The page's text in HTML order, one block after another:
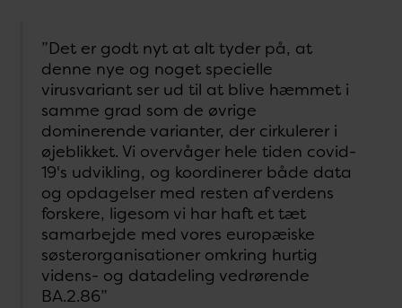
”Det er godt nyt at alt tyder på, at
denne nye og noget specielle
virusvariant ser ud til at blive hæmmet i
samme grad som de øvrige
dominerende varianter, der cirkulerer i
øjeblikket. Vi overvåger hele tiden covid-
19's udvikling, og koordinerer både data
og opdagelser med resten af verdens
forskere, ligesom vi har haft et tæt
samarbejde med vores europæiske
søsterorganisationer omkring hurtig
videns- og datadeling vedrørende
BA.2.86”